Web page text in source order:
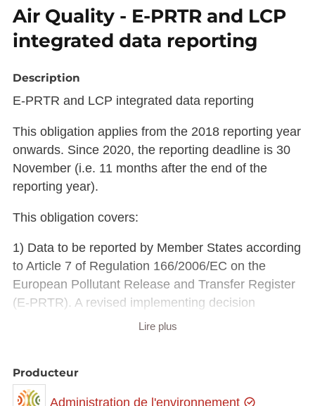
Air Quality - E-PRTR and LCP
integrated data reporting
Description
E-PRTR and LCP integrated data reporting
This obligation applies from the 2018 reporting year
onwards. Since 2020, the reporting deadline is 30
November (i.e. 11 months after the end of the
reporting year).
This obligation covers:
1) Data to be reported by Member States according
to Article 7 of Regulation 166/2006/EC on the
European Pollutant Release and Transfer Register
(E-PRTR). A revised implementing decision
outlining the data to be reported under Article 7 was
Implementing Decision (EU) 2019/1741
http://data.europa.eu/eli/dec_impl/2019/1741/oj
Lire plus
Producteur
Administration de l'environnement